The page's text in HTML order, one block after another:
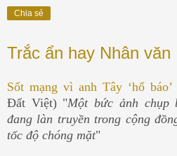
Chia sẻ
Trắc ẩn hay Nhân văn
Sốt mạng vì anh Tây ‘hổ
Đất Việt) "Một bức ảnh chụp
đang làn truyền trong cộng
tốc độ chóng mặt"